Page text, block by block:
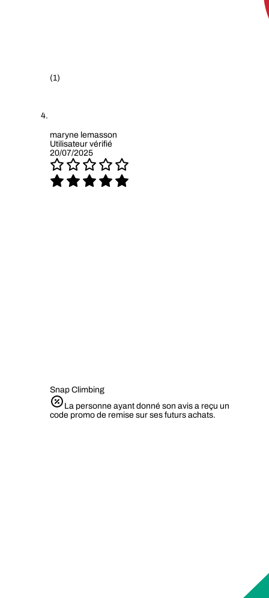
(1)
maryne lemasson
Utilisateur vérifié
20/07/2025
Snap Climbing
La personne ayant donné son avis a reçu un
code promo de remise sur ses futurs achats.